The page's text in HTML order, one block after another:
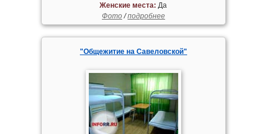
Женские места: Да
Фото/подробнее
"Общежитие на Савеловской"